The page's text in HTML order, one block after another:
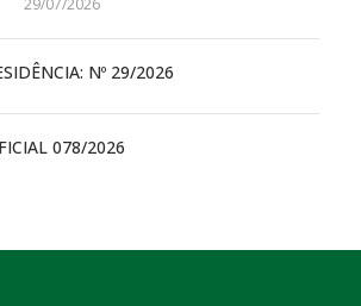
29/07/2026
Nº 29/2026
078/2026